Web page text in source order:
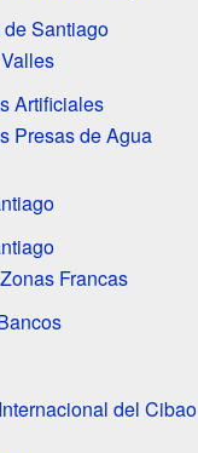
Santiago
Artificiales
Presas de Agua
Francas
del Cibao